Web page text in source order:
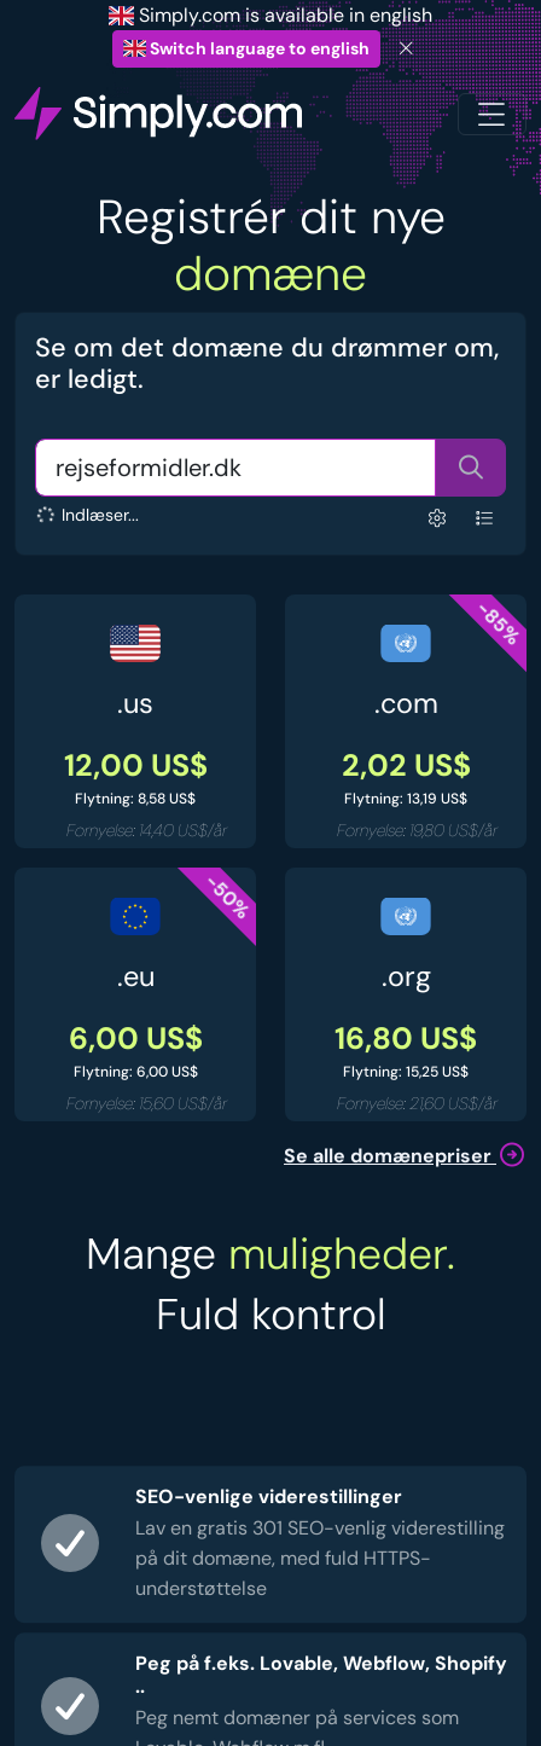
Simply.com is available in english
Switch language to english
Registrér dit nye
domæne
Se om det domæne du drømmer om,
er ledigt.
Indlæser...
.us
12,00 US$
Flytning: 8,58 US$
Fornyelse: 14,40 US$/år
-85%
.com
2,02 US$
Flytning: 13,19 US$
Fornyelse: 19,80 US$/år
-50%
.eu
6,00 US$
Flytning: 6,00 US$
Fornyelse: 15,60 US$/år
.org
16,80 US$
Flytning: 15,25 US$
Fornyelse: 21,60 US$/år
Se alle domænepriser
Mange muligheder.
Fuld kontrol
SEO-venlige viderestillinger
Lav en gratis 301 SEO-venlig viderestilling
på dit domæne, med fuld HTTPS-
understøttelse
Peg på f.eks. Lovable, Webflow, Shopify
..
Peg nemt domæner på services som